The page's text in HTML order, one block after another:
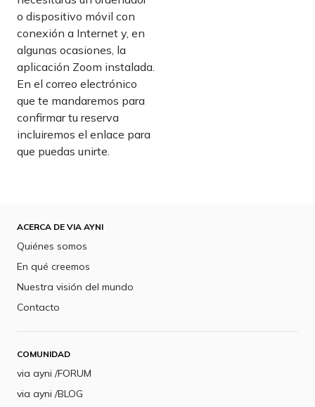
o dispositivo móvil con
conexión a Internet y, en
algunas ocasiones, la
aplicación Zoom instalada.
En el correo electrónico
que te mandaremos para
confirmar tu reserva
incluiremos el enlace para
que puedas unirte.
ACERCA DE VIA AYNI
Quiénes somos
En qué creemos
Nuestra visión del mundo
Contacto
COMUNIDAD
via ayni /FORUM
via ayni /BLOG